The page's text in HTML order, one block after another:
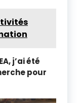
j’ai été
pour